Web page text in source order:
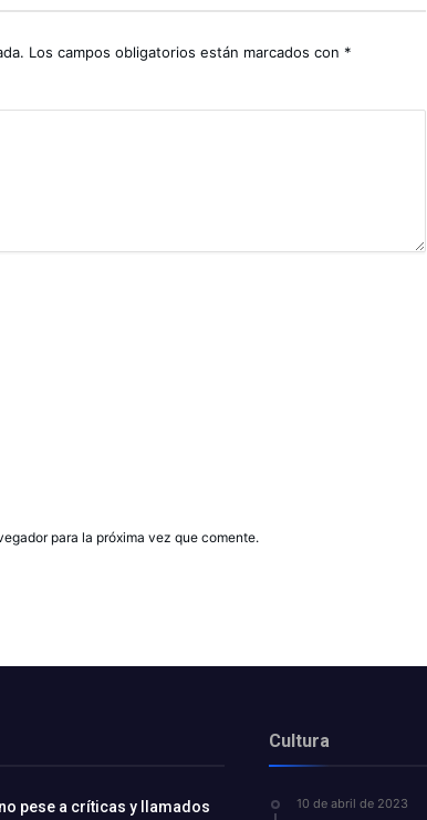
Los campos obligatorios están marcados con *
para la próxima vez que comente.
pese a críticas y llamados
Cultura
10 de abril de 2023